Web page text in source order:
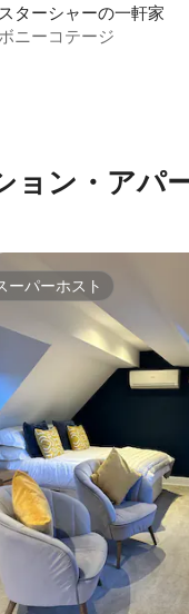
つ星中4.95つ星の平均評
ターシャーの一軒家
ニーコテージ
ョン・アパ
5つ星中5.0つ星の平均評
ーパーホスト
ーパーホスト